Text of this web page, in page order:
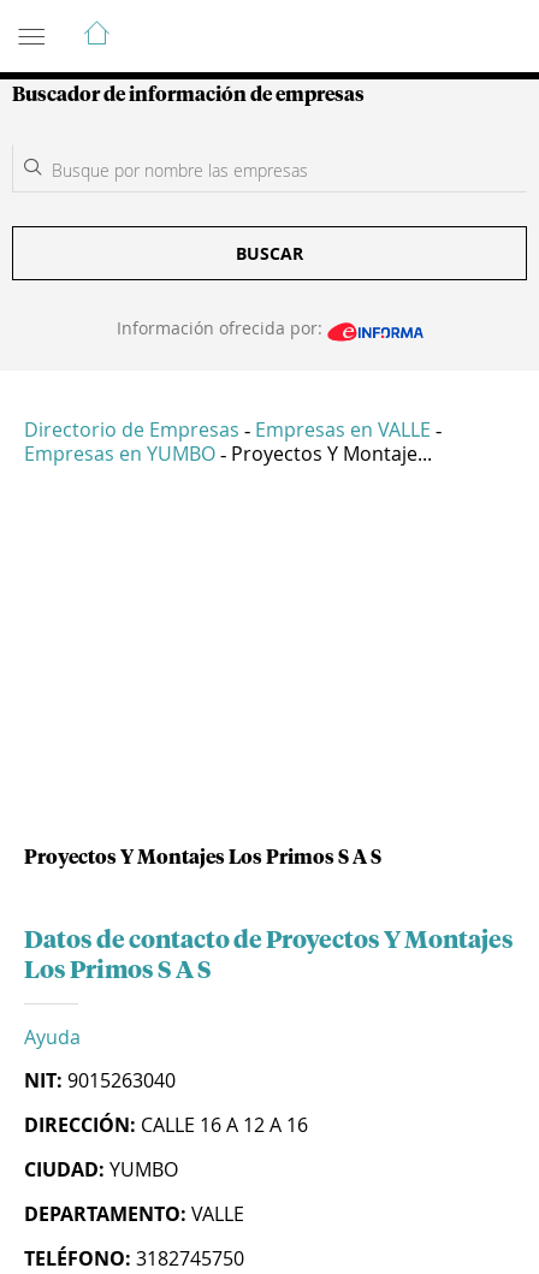
Guía de Empresas Colombianas
Buscador de información de empresas
BUSCAR
Información ofrecida por:
Directorio de Empresas - Empresas en VALLE -
Empresas en YUMBO - Proyectos Y Montaje...
Proyectos Y Montajes Los Primos S A S
Datos de contacto de Proyectos Y Montajes
Los Primos S A S
Ayuda
NIT: 9015263040
DIRECCIÓN: CALLE 16 A 12 A 16
CIUDAD: YUMBO
DEPARTAMENTO: VALLE
TELÉFONO: 3182745750